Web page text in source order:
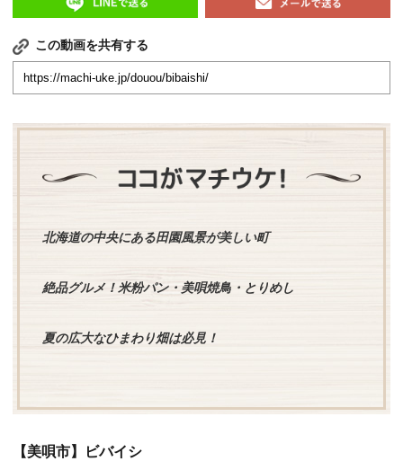
この動画を共有する
北海道の中央にある田園風景が美しい町
絶品グルメ！米粉パン・美唄焼鳥・とりめし
夏の広大なひまわり畑は必見！
【美唄市】ビバイシ